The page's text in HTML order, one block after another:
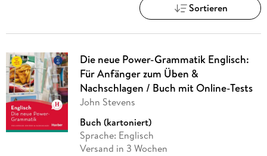
Sortieren
Die neue Power-Grammatik Englisch:
Für Anfänger zum Üben &
Nachschlagen / Buch mit Online-Tests
John Stevens
Buch (kartoniert)
Sprache: Englisch
Versand in 3 Wochen